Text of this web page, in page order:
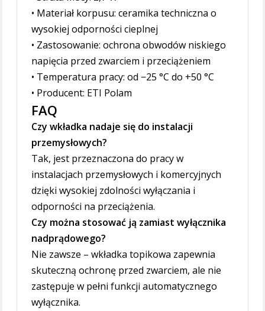
• Materiał korpusu: ceramika techniczna o
wysokiej odporności cieplnej
• Zastosowanie: ochrona obwodów niskiego
napięcia przed zwarciem i przeciążeniem
• Temperatura pracy: od −25 °C do +50 °C
• Producent: ETI Polam
FAQ
Czy wkładka nadaje się do instalacji
przemysłowych?
Tak, jest przeznaczona do pracy w
instalacjach przemysłowych i komercyjnych
dzięki wysokiej zdolności wyłączania i
odporności na przeciążenia.
Czy można stosować ją zamiast wyłącznika
nadprądowego?
Nie zawsze – wkładka topikowa zapewnia
skuteczną ochronę przed zwarciem, ale nie
zastępuje w pełni funkcji automatycznego
wyłącznika.